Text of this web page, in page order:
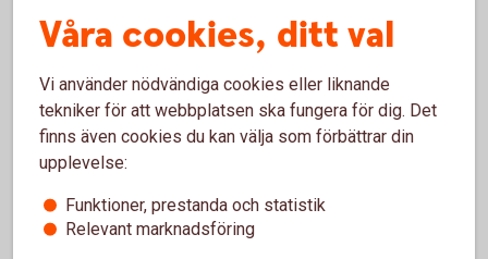
Få kontroll över företagets
likvida medel
sätt bidra till ditt företags lönsamhet och vi har flera
verktyg för olika behov.
Våra cookies, ditt val
Vi använder nödvändiga cookies eller liknande
tekniker för att webbplatsen ska fungera för dig. Det
finns även cookies du kan välja som förbättrar din
upplevelse:
Funktioner, prestanda och statistik
Relevant marknadsföring